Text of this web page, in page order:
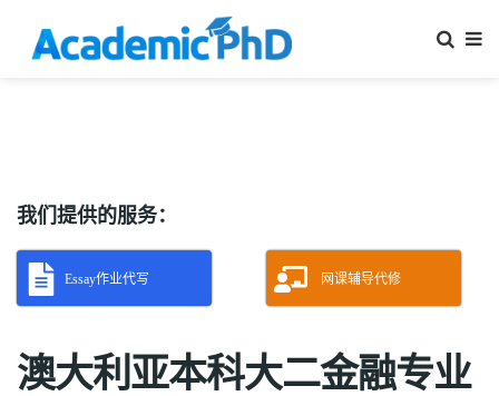
我们提供的服务：
Essay作业代写 网课辅导代修
澳大利亚本科大二金融专业